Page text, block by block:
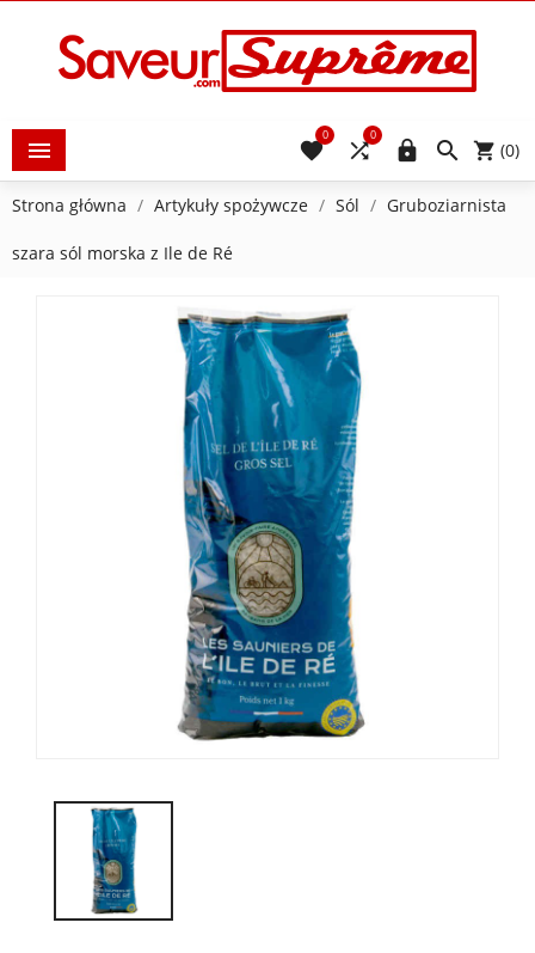
  (0)


0

0
Strona główna Artykuły spożywcze Sól Gruboziarnista
szara sól morska z Ile de Ré